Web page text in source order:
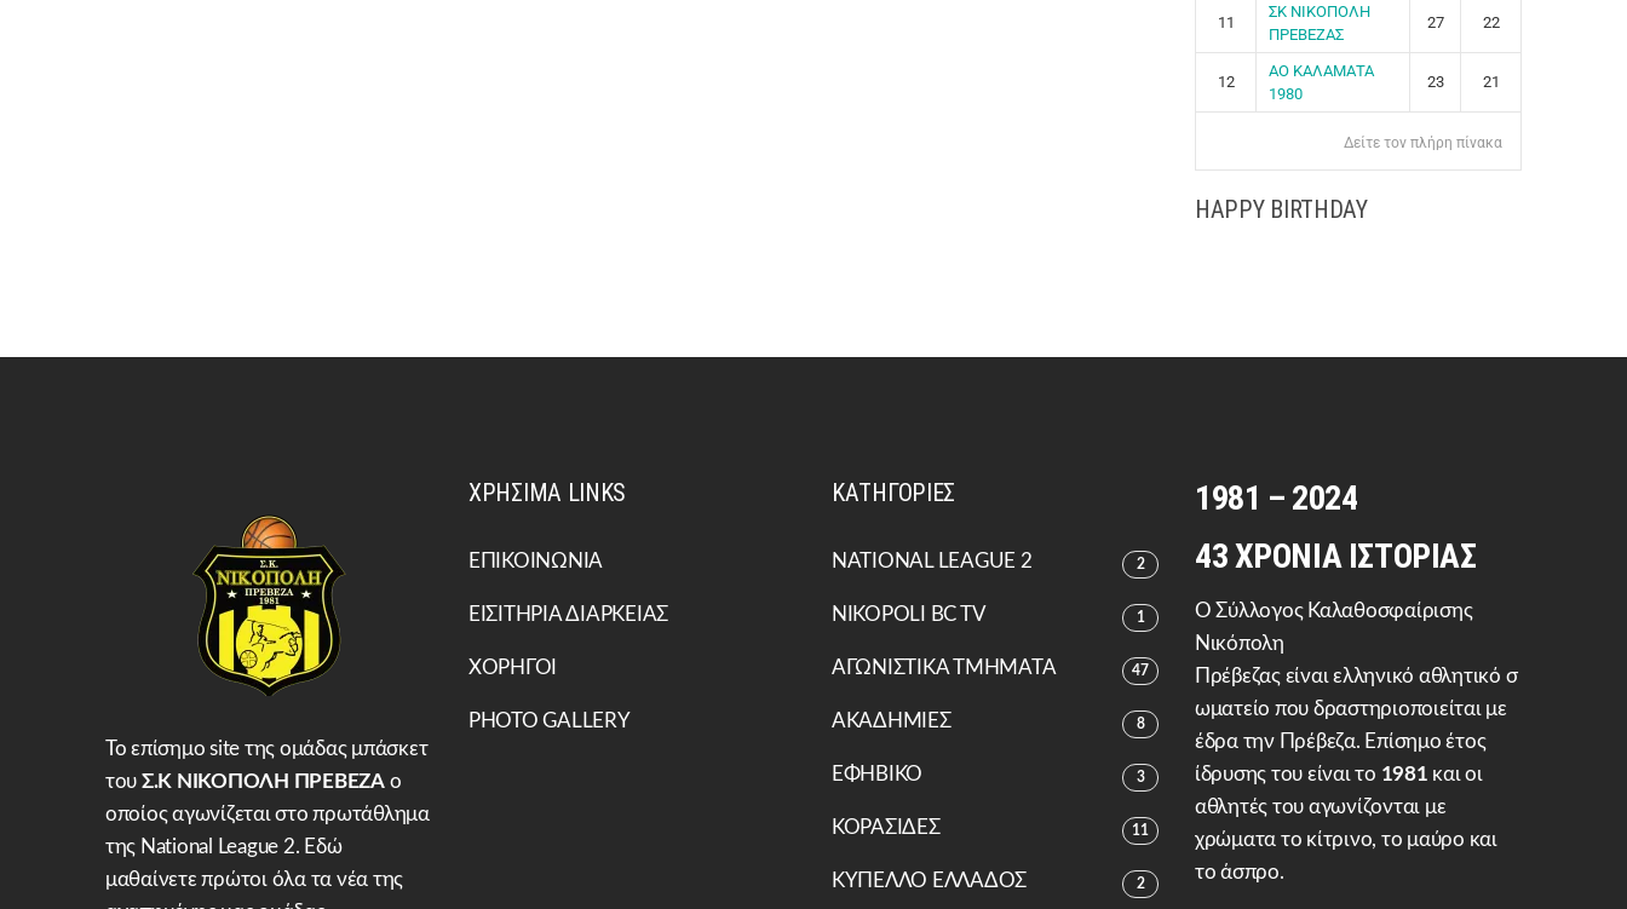
11
ΣΚ ΝΙΚΟΠΟΛΗ
ΠΡΕΒΕΖΑΣ
27 22
12
ΑΟ ΚΑΛΑΜΑΤΑ
1980
23 21
Δείτε τον πλήρη πίνακα
HAPPY BIRTHDAY
Το επίσημο site της ομάδας μπάσκετ
του Σ.Κ ΝΙΚΟΠΟΛΗ ΠΡΕΒΕΖΑο
οποίος αγωνίζεται στο πρωτάθλημα
της National League 2. Εδώ
μαθαίνετε πρώτοι όλα τα νέα της
ΧΡΗΣΙΜΑ LINKS
ΕΠΙΚΟΙΝΩΝΙΑ
ΕΙΣΙΤΗΡΙΑ ΔΙΑΡΚΕΙΑΣ
ΧΟΡΗΓΟΙ
PHOTO GALLERY
ΚΑΤΗΓΟΡΙΕΣ
NATIONAL LEAGUE 2 2
NIKOPOLI BC TV 1
ΑΓΩΝΙΣΤΙΚΑ ΤΜΗΜΑΤΑ 47
ΑΚΑΔΗΜΙΕΣ 8
ΕΦΗΒΙΚΟ 3
ΚΟΡΑΣΙΔΕΣ 11
ΚΥΠΕΛΛΟ ΕΛΛΑΔΟΣ 2
1981 – 2024
43 ΧΡΟΝΙΑ ΙΣΤΟΡΙΑΣ
Ο Σύλλογος Καλαθοσφαίρισης
Νικόπολη
Πρέβεζας είναι ελληνικό αθλητικό σ
ωματείο που δραστηριοποιείται με
έδρα την Πρέβεζα. Επίσημο έτος
ίδρυσης του είναι το 1981 και οι
αθλητές του αγωνίζονται με
χρώματα το κίτρινο, το μαύρο και
το άσπρο.